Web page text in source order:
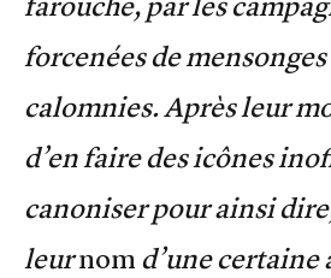
forcenées de mensonges
calomnies. Après leur
d’en faire des icônes
canoniser pour ainsi
leurnom d’une certaine